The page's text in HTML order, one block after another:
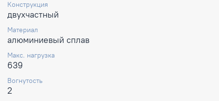
Конструкция
двухчастный
Материал
алюминиевый сплав
Макс. нагрузка
639
Вогнутость
2